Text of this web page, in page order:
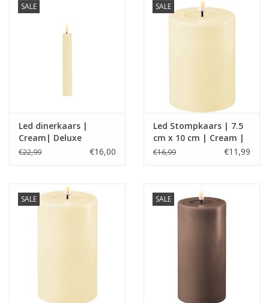
SALE
Led dinerkaars |
Cream| Deluxe
Homeart
€22,99 €16,00
SALE
Led Stompkaars | 7.5
cm x 10 cm | Cream |
Deluxe Homeart
€16,99 €11,99
SALE SALE